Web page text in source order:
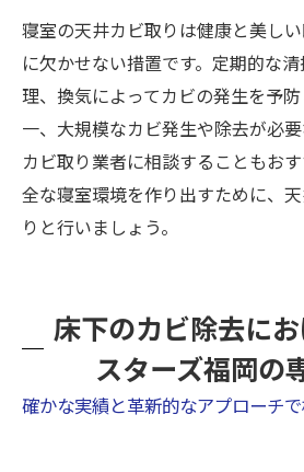
寝室の天井カビ取りは健康と美し
に欠かせない措置です。定期的な
理、換気によってカビの発生を予
一、大規模なカビ発生や除去が必
カビ取り業者に相談することもお
全な寝室環境を作り出すために、
りと行いましょう。
床下のカビ除去に
スターズ福岡の
確かな実績と革新的なアプローチ